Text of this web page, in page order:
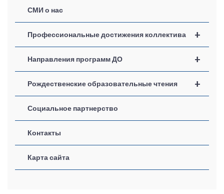
СМИ о нас
+
Профессиональные достижения коллектива
+
Направления программ ДО
+
Рождественские образовательные чтения
Социальное партнерство
Контакты
Карта сайта